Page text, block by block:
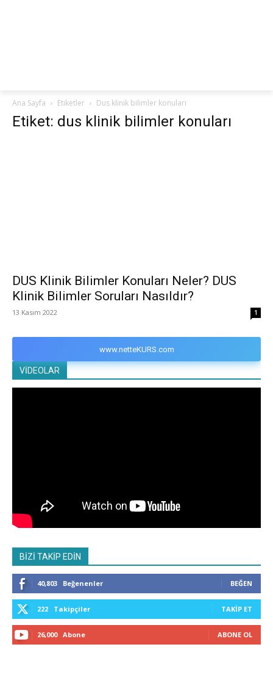
Ana Sayfa Etiketler Dus klinik bilimler konuları
Etiket: dus klinik bilimler konuları
DUS Klinik Bilimler Konuları Neler? DUS
Klinik Bilimler Soruları Nasıldır?
13 Kasım 2022 1
www.netteKURS.com
VİDEOLAR
BİZİ TAKİP EDİN
40,803 Beğenenler BEĞEN
222 Takipçiler TAKIP ET
26,000 Abone ABONE OL